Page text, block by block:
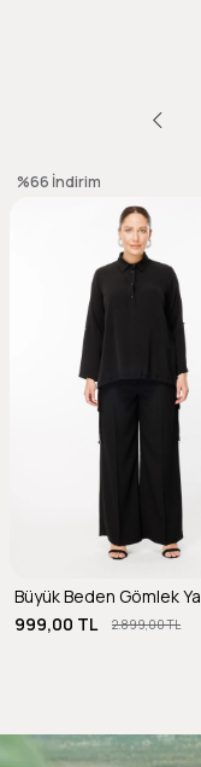
999,00 TL
2.899,00 TL
%66 İndirim